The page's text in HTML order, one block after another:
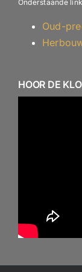
Onderstaande
Oud-
HOOR DE